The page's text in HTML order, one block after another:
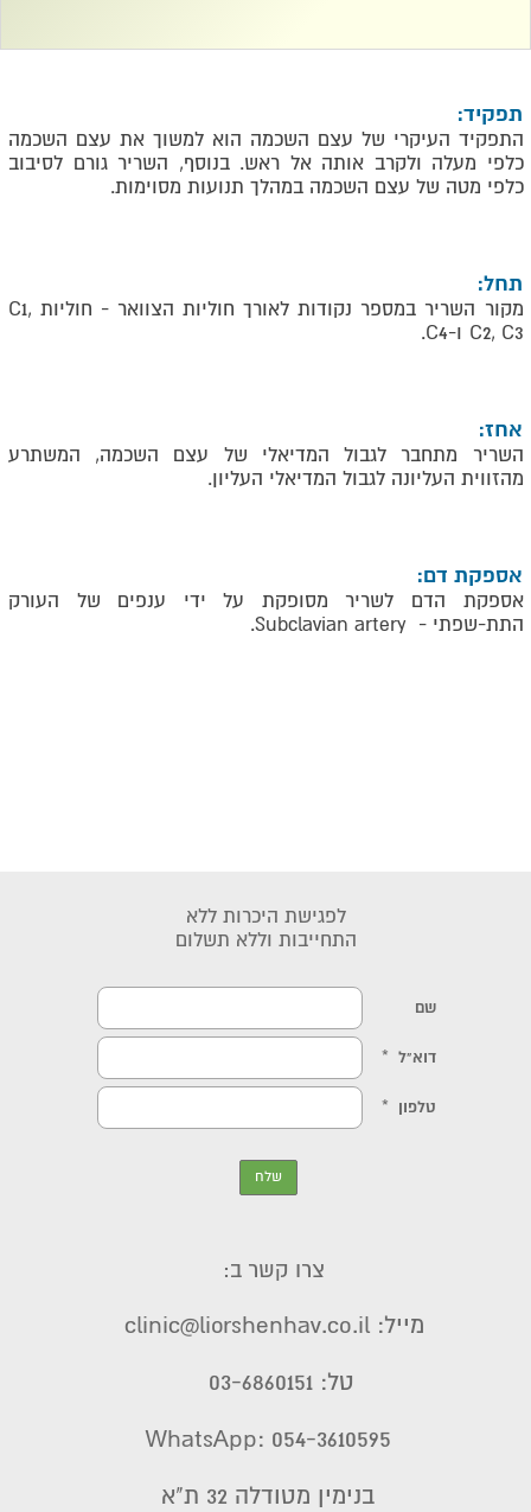
תפקיד:
התפקיד העיקרי של עצם השכמה הוא למשוך את עצם השכמה
כלפי מעלה ולקרב אותה אל ראש. בנוסף, השריר גורם לסיבוב
כלפי מטה של עצם השכמה במהלך תנועות מסוימות.
תחל:
מקור השריר במספר נקודות לאורך חוליות הצוואר - חוליות C1,
C2, C3 ו-C4
.
אחז:
השריר מתחבר לגבול המדיאלי של עצם השכמה, המשתרע
מהזווית העליונה לגבול המדיאלי העליון.
אספקת דם:
אספקת הדם לשריר מסופקת על ידי ענפים של העורק
התת-שפתי -Subclavian artery
.
לפגישת היכרות ללא
התחייבות וללא תשלום
בנימין מטודלה 32 ת"א
צרו קשר ב:
מייל: clinic@liorshenhav.co.il
טל: 03-6860151
WhatsApp: 054-3610595